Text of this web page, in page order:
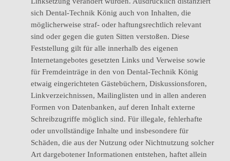
sich Dental-Technik König auch von Inhalten, die
möglicherweise straf- oder haftungsrechtlich relevant
sind oder gegen die guten Sitten verstoßen. Diese
Feststellung gilt für alle innerhalb des eigenen
Internetangebotes gesetzten Links und Verweise sowie
für Fremdeinträge in den von Dental-Technik König
etwaig eingerichteten Gästebüchern, Diskussionsforen,
Linkverzeichnissen, Mailinglisten und in allen anderen
Formen von Datenbanken, auf deren Inhalt externe
Schreibzugriffe möglich sind. Für illegale, fehlerhafte
oder unvollständige Inhalte und insbesondere für
Schäden, die aus der Nutzung oder Nichtnutzung solcher
Art dargebotener Informationen entstehen, haftet allein